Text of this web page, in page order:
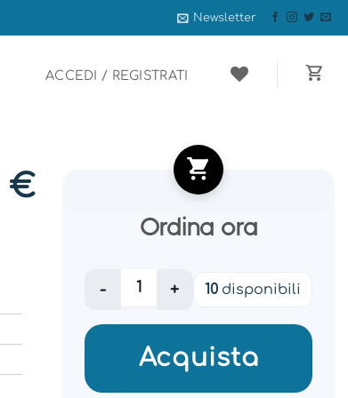
Newsletter
ACCEDI / REGISTRATI
€
Ordina ora
POWER ADAPTER TRAVEL 70W/WHITE
10 disponibili
Acquista